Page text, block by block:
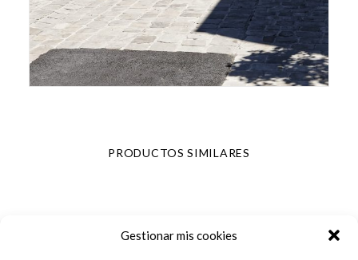
Gestionar mis cookies
PRODUCTOS SIMILARES